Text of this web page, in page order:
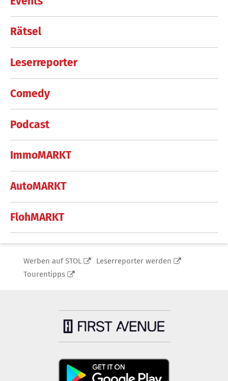
Rätsel
Leserreporter
Comedy
Podcast
ImmoMARKT
AutoMARKT
FlohMARKT
Werben auf STOL
Leserreporter werden
Tourentipps